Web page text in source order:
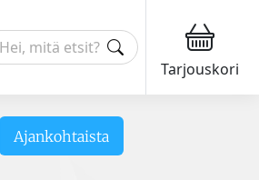
Tarjouskori
Ajankohtaista